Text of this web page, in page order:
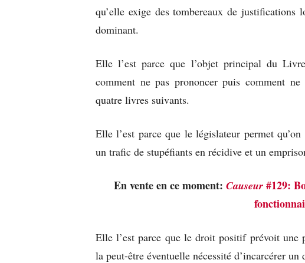
qu’elle exige des tombereaux de justifications
dominant.
Elle l’est parce que l’objet principal du
comment ne pas prononcer puis comment
quatre livres suivants.
Elle l’est parce que le législateur permet
un trafic de stupéfiants en récidive et un
En vente en ce moment: Causeur#129:
Elle l’est parce que le droit positif prévoit une
la peut-être éventuelle nécessité d’incarcérer